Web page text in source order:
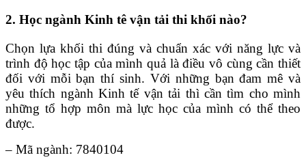
2. Học ngành Kinh tê vận tải thi khối nào?
Chọn lựa khối thi đúng và chuẩn xác với năng lực và
trình độ học tập của mình quả là điều vô cùng cần thiết
đối với mỗi bạn thí sinh. Với những bạn đam mê và
yêu thích ngành Kinh tế vận tải thì cần tìm cho mình
những tổ hợp môn mà lực học của mình có thể theo
được.
– Mã ngành: 7840104